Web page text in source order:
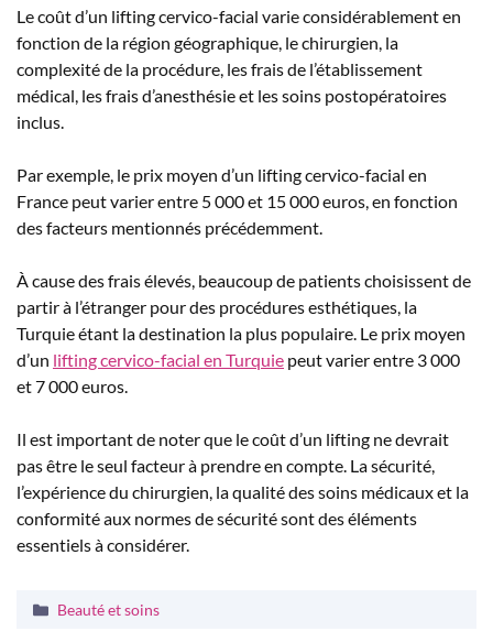
Le coût d’un lifting cervico-facial varie considérablement en
fonction de la région géographique, le chirurgien, la
complexité de la procédure, les frais de l’établissement
médical, les frais d’anesthésie et les soins postopératoires
inclus.
Par exemple, le prix moyen d’un lifting cervico-facial en
France peut varier entre 5 000 et 15 000 euros, en fonction
des facteurs mentionnés précédemment.
À cause des frais élevés, beaucoup de patients choisissent de
partir à l’étranger pour des procédures esthétiques, la
Turquie étant la destination la plus populaire. Le prix moyen
d’un lifting cervico-facial en Turquie peut varier entre 3 000
et 7 000 euros.
Il est important de noter que le coût d’un lifting ne devrait
pas être le seul facteur à prendre en compte. La sécurité,
l’expérience du chirurgien, la qualité des soins médicaux et la
conformité aux normes de sécurité sont des éléments
essentiels à considérer.
Catégories
Beauté et soins